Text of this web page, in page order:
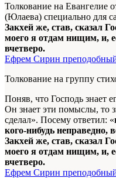
Толкование на Евангелие
(Юлаева) специально для
Закхей же, став, сказал
моего я отдам нищим, и,
вчетверо.
Ефрем Сирин
Толкование на группу
Поняв, что Господь знает
Он знает эти помыслы, то
сделал». Посему ответил: «
кого-нибудь неправедно,
Закхей же, став, сказал
моего я отдам нищим, и,
вчетверо.
Ефрем Сирин